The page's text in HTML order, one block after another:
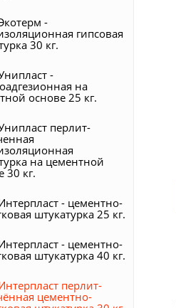
-
гипсовая
30 кг.
-
на
основе 25 кг.
перлит-
на цементной
30 кг.
- цементно-
штукатурка 25 кг.
- цементно-
штукатурка 40 кг.
перлит-
цементно-